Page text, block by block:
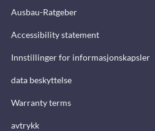
Ausbau-Ratgeber
Accessibility statement
Innstillinger for informasjonskapsler
data beskyttelse
Warranty terms
avtrykk